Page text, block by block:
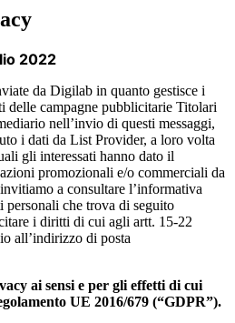
2022
da Digilab in quanto gestisce i
delle campagne pubblicitarie Titolari
nell’invio di questi messaggi,
i dati da List Provider, a loro volta
gli interessati hanno dato il
promozionali e/o commerciali da
a consultare l’informativa
personali che trova di seguito
i diritti di cui agli artt. 15-22
all’indirizzo di posta
ai sensi e per gli effetti di cui
UE 2016/679 (“GDPR”).